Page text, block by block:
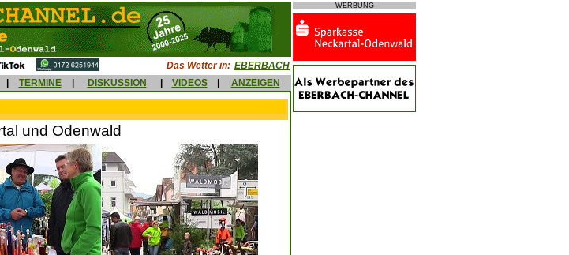
Das Wetter in: EBERBACH
TERMINE DISKUSSION VIDEOS ANZEIGEN
und Odenwald
WERBUNG